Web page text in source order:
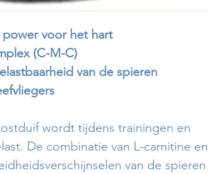
voor het hart
(C-M-C)
van de spieren
wordt tijdens trainingen en
De combinatie van L-carnitine en
van de spieren